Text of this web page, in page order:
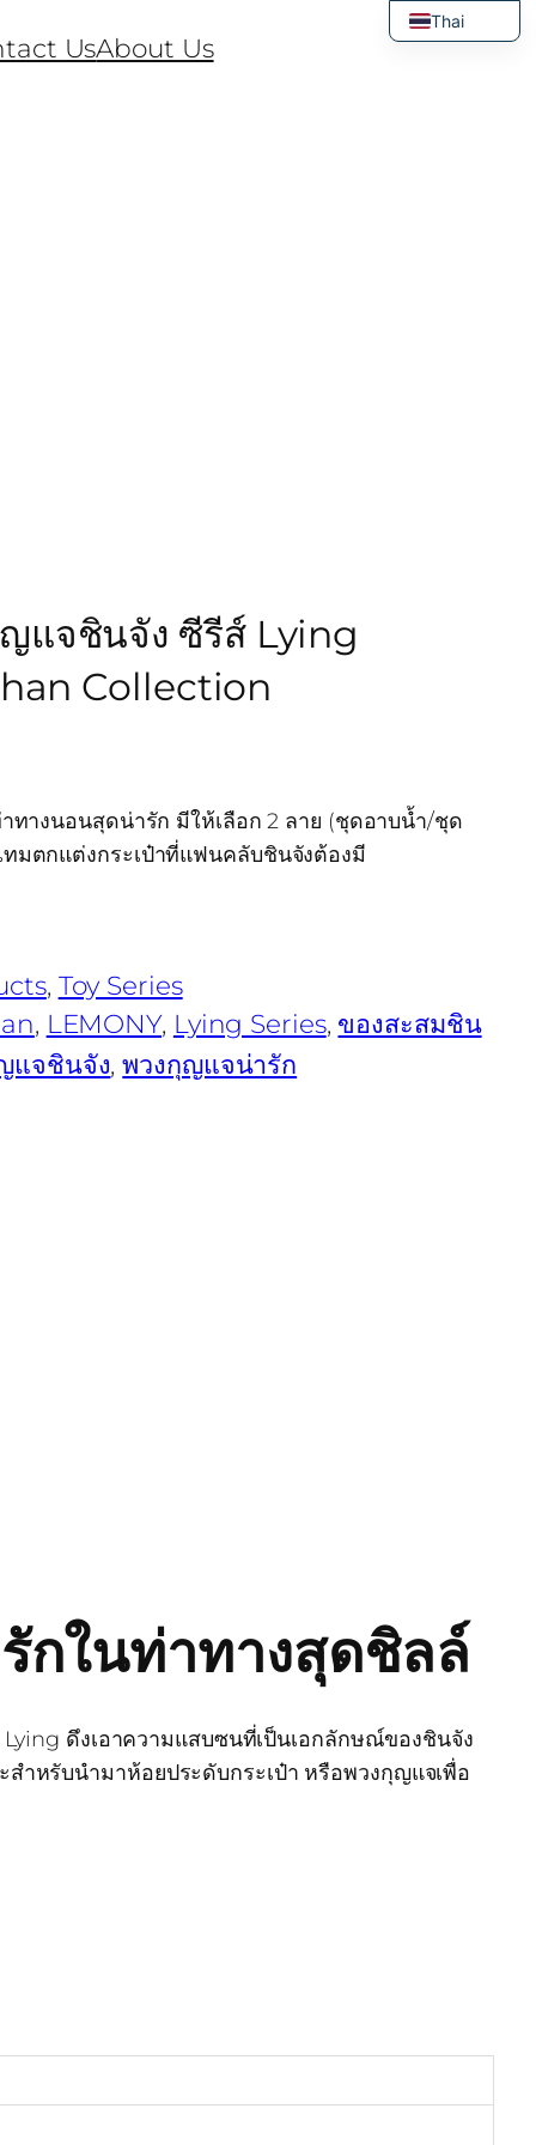
UsAbout Us
แจชินจัง ซีรีส์ Lying
Collection
ทางนอนสุดน่ารัก มีให้เลือก 2 ลาย (ชุดอาบน้ำ/ชุด
มตกแต่งกระเป๋าที่แฟนคลับชินจังต้องมี
, Toy Series
, LEMONY, Lying Series, ของสะสมชิน
แจชินจัง, พวงกุญแจน่ารัก
ในท่าทางสุดชิลล์
ดึงเอาความแสบซนที่เป็นเอกลักษณ์ของชินจัง
ำหรับนำมาห้อยประดับกระเป๋า หรือพวงกุญแจเพื่อ
Thai